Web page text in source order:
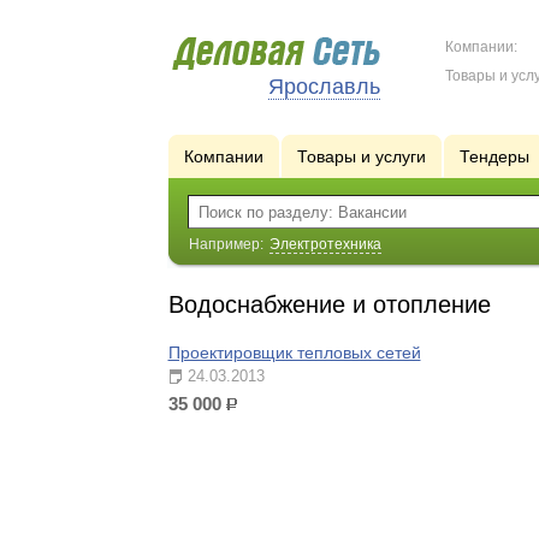
Ярославль
Компании:
Товары и
Компании Товары и услуги Тендеры
Например: Электротехника
Водоснабжение и отопление
Проектировщик тепловых сетей
24.03.2013
35 000 р.